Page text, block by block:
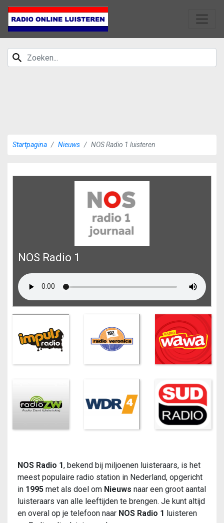
Startpagina Nieuws NOS Radio 1 luisteren
NOS Radio 1
NOS Radio 1, bekend bij miljoenen luisteraars, is het
meest populaire radio station in Nederland, opgericht
in 1995 met als doel om Nieuws naar een groot aantal
luisteraars van alle leeftijden te brengen. Je kunt altijd
en overal op je telefoon naar NOS Radio 1 luisteren